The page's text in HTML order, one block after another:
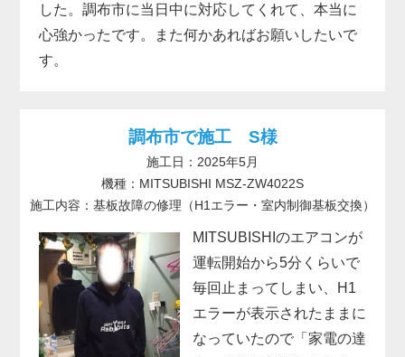
した。調布市に当日中に対応してくれて、本当に
心強かったです。また何かあればお願いしたいで
す。
調布市で施工 S様
施工日：2025年5月
機種：MITSUBISHI MSZ-ZW4022S
施工内容：基板故障の修理（H1エラー・室内制御基板交換）
MITSUBISHIのエアコンが
運転開始から5分くらいで
毎回止まってしまい、H1
エラーが表示されたままに
なっていたので「家電の達